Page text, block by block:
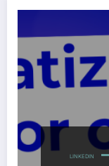
LINKEDIN